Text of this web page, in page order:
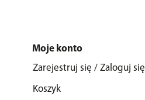
Moje konto
Zarejestruj się / Zaloguj się
Koszyk